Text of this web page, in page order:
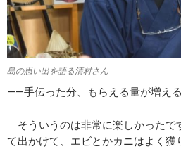
島の思い出を語る清村さん
――手伝った分、もらえる量が増える
そういうのは非常に楽しかったで
て出かけて、エビとかカニはよく